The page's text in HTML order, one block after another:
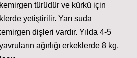
türüdür ve kürkü için
yetiştirilir. Yarı suda
dişleri vardır. Yılda 4-5
ağırlığı erkeklerde 8 kg,